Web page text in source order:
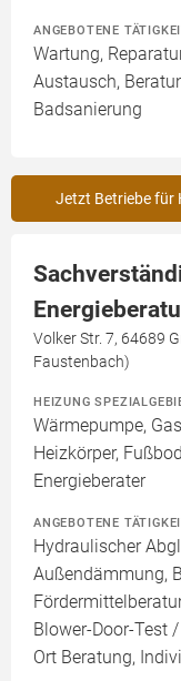
ANGEBOTENE
Wartung,
Austausch,
Badsanierung
Jetzt Betriebe für
Volker Str. 7, 64689
Faustenbach)
HEIZUNG
Wärmepumpe,
Heizkörper,
Energieberater
ANGEBOTENE
Hydraulischer
Außendämmung,
Blower-Door-Test
Ort Beratung,